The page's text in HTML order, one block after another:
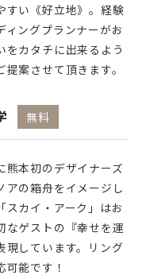
すい《好立地》。経験
ィングプランナーがお
をカタチに出来るよう
提案させて頂きます。
無料
熊本初のデザイナーズ
アの箱舟をイメージし
スカイ・アーク」はお
なゲストの『幸せを運
現しています。リング
可能です！